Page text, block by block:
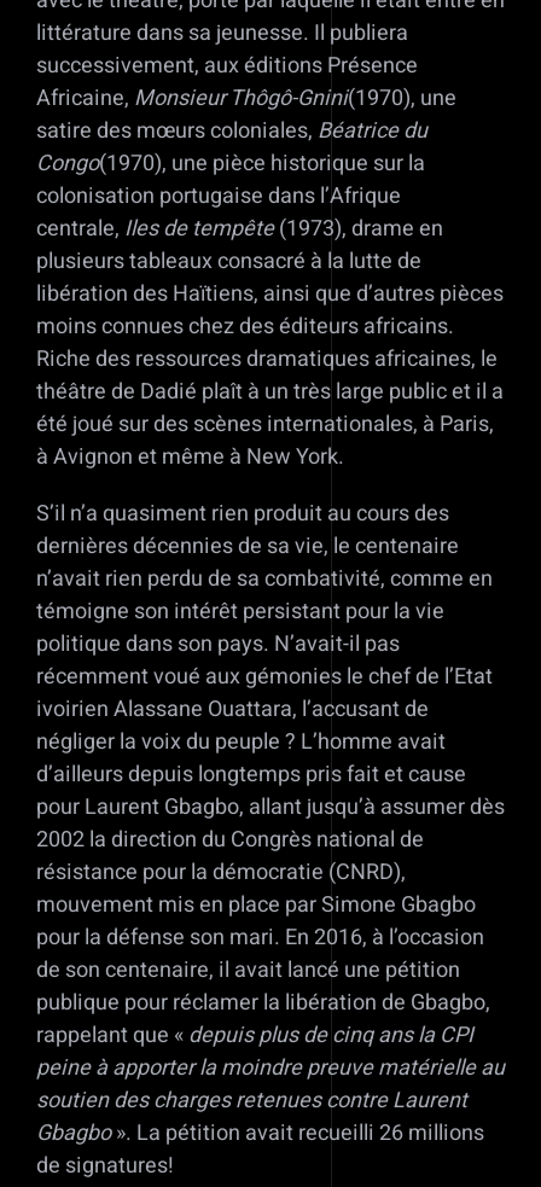
littérature dans sa jeunesse. Il publiera
successivement, aux éditions Présence
Africaine, Monsieur Thôgô-Gnini(1970), une
satire des mœurs coloniales, Béatrice du
Congo(1970), une pièce historique sur la
colonisation portugaise dans l’Afrique
centrale, Iles de tempête(1973), drame en
plusieurs tableaux consacré à la lutte de
libération des Haïtiens, ainsi que d’autres pièces
moins connues chez des éditeurs africains.
Riche des ressources dramatiques africaines, le
théâtre de Dadié plaît à un très large public et il a
été joué sur des scènes internationales, à Paris,
à Avignon et même à New York.
S’il n’a quasiment rien produit au cours des
dernières décennies de sa vie, le centenaire
n’avait rien perdu de sa combativité, comme en
témoigne son intérêt persistant pour la vie
politique dans son pays. N’avait-il pas
récemment voué aux gémonies le chef de l’Etat
ivoirien Alassane Ouattara, l’accusant de
négliger la voix du peuple ? L’homme avait
d’ailleurs depuis longtemps pris fait et cause
pour Laurent Gbagbo, allant jusqu’à assumer dès
2002 la direction du Congrès national de
résistance pour la démocratie (CNRD),
mouvement mis en place par Simone Gbagbo
pour la défense son mari. En 2016, à l’occasion
de son centenaire, il avait lancé une pétition
publique pour réclamer la libération de Gbagbo,
rappelant que «depuis plus de cinq ans la CPI
peine à apporter la moindre preuve matérielle au
soutien des charges retenues contre Laurent
Gbagbo». La pétition avait recueilli 26 millions
de signatures!